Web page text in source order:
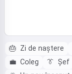
🎂 Zi de naștere
💼 Coleg 👔 Șef